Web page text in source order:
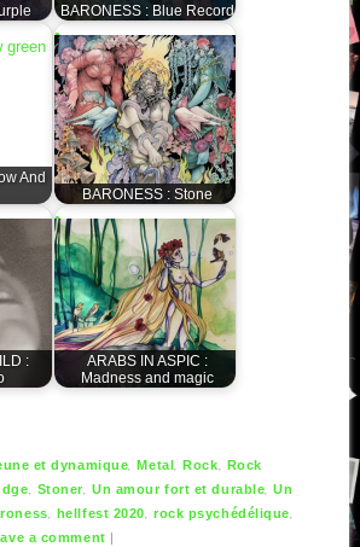
BARONESS : Blue Record
And
BARONESS : Stone
:
ARABS IN ASPIC :
Madness and magic
et dynamique ,Metal ,Rock
Rock
Stoner ,Un amour fort et durable ,Un
hellfest 2020 ,rock psychédélique
a comment |